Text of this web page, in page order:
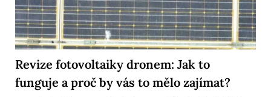
Revize fotovoltaiky dronem: Jak to
funguje a proč by vás to mělo zajímat?